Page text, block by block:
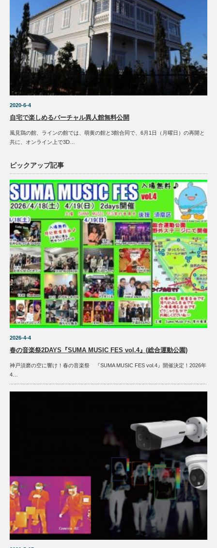
2020-6-4
自宅で楽しめるバーチャル異人館無料公開
風見鶏の館、ラインの館では、萌黄の館と3館合同で、6月1日（月曜日）の再開と
共に、オンライン上で3D…
ピックアップ記事
2026-4-4
春の音楽祭2DAYS『SUMA MUSIC FES vol.4』(総合運動公園)
神戸須磨の空に響け！春の音楽祭 『SUMA MUSIC FES vol.4』開催決定！2026年
4…